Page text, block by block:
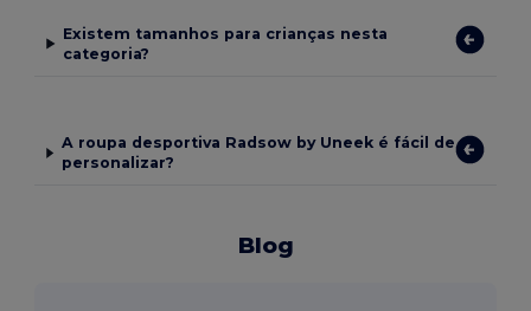
Existem tamanhos para crianças nesta
categoria?
A roupa desportiva Radsow by Uneek é fácil de
personalizar?
Blog